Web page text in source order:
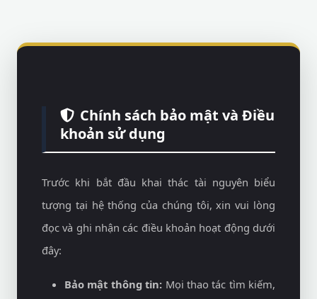
Chính sách bảo mật và Điều
khoản sử dụng
Trước khi bắt đầu khai thác tài nguyên biểu
tượng tại hệ thống của chúng tôi, xin vui lòng
đọc và ghi nhận các điều khoản hoạt động dưới
đây:
Bảo mật thông tin: Mọi thao tác tìm kiếm,